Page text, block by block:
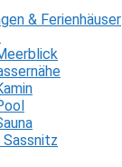
& Ferienhäuser
Sassnitz